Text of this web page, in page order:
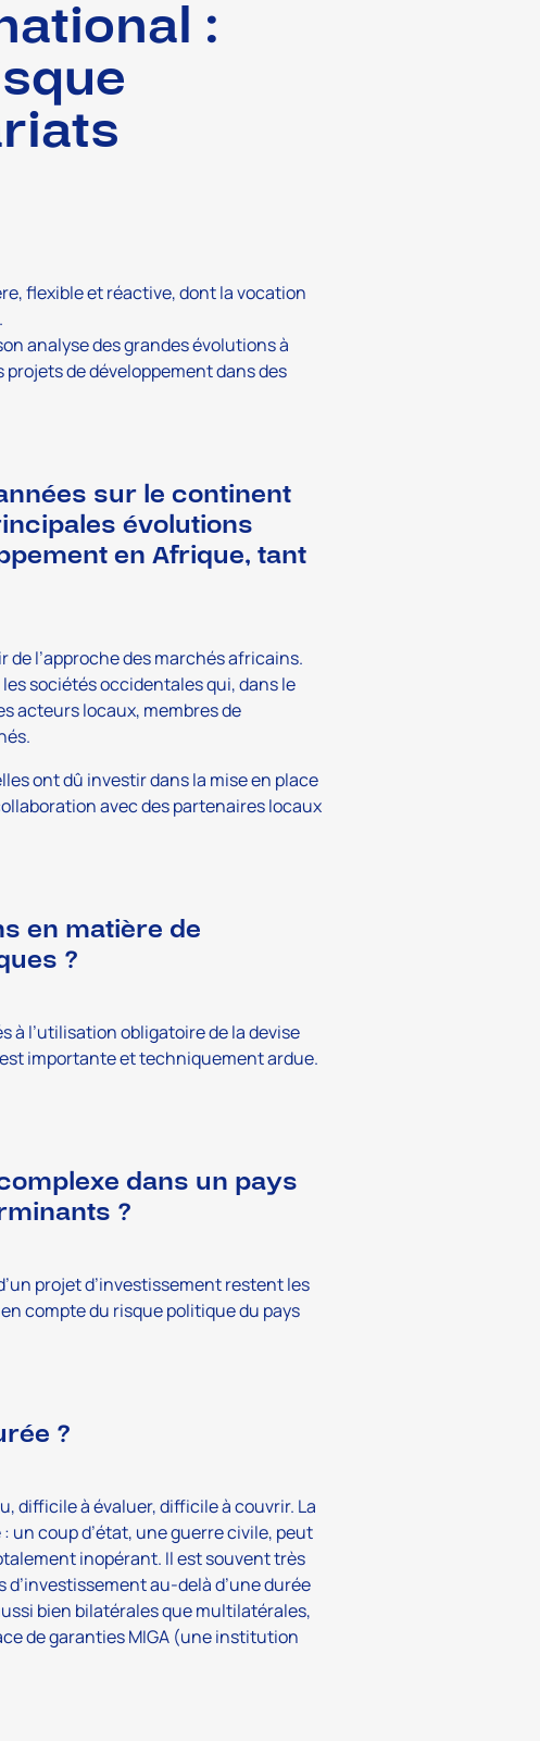
:
flexible et réactive, dont la vocation
analyse des grandes évolutions à
de développement dans des
sur le continent
évolutions
en Afrique, tant
de l’approche des marchés africains.
sociétés occidentales qui, dans le
acteurs locaux, membres de
ont dû investir dans la mise en place
avec des partenaires locaux
en matière de
?
à l’utilisation obligatoire de la devise
importante et techniquement ardue.
dans un pays
?
projet d’investissement restent les
compte du risque politique du pays
?
difficile à évaluer, difficile à couvrir. La
un coup d’état, une guerre civile, peut
inopérant. Il est souvent très
au-delà d’une durée
bien bilatérales que multilatérales,
de garanties MIGA (une institution